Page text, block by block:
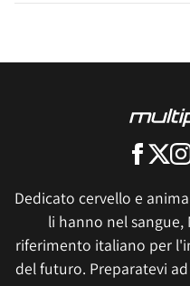
Dedicato cervello e
li hanno nel
riferimento italiano per
del futuro. Preparatevi